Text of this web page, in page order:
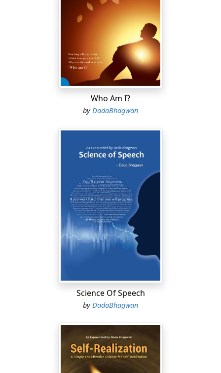
Who Am I?
byDadaBhagwan
Science Of Speech
by DadaBhagwan